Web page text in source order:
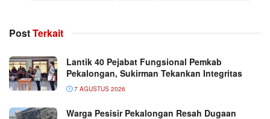
PostTerkait
Lantik 40 Pejabat Fungsional Pemkab
Pekalongan, Sukirman Tekankan Integritas
7 AGUSTUS 2026
Warga Pesisir Pekalongan Resah Dugaan